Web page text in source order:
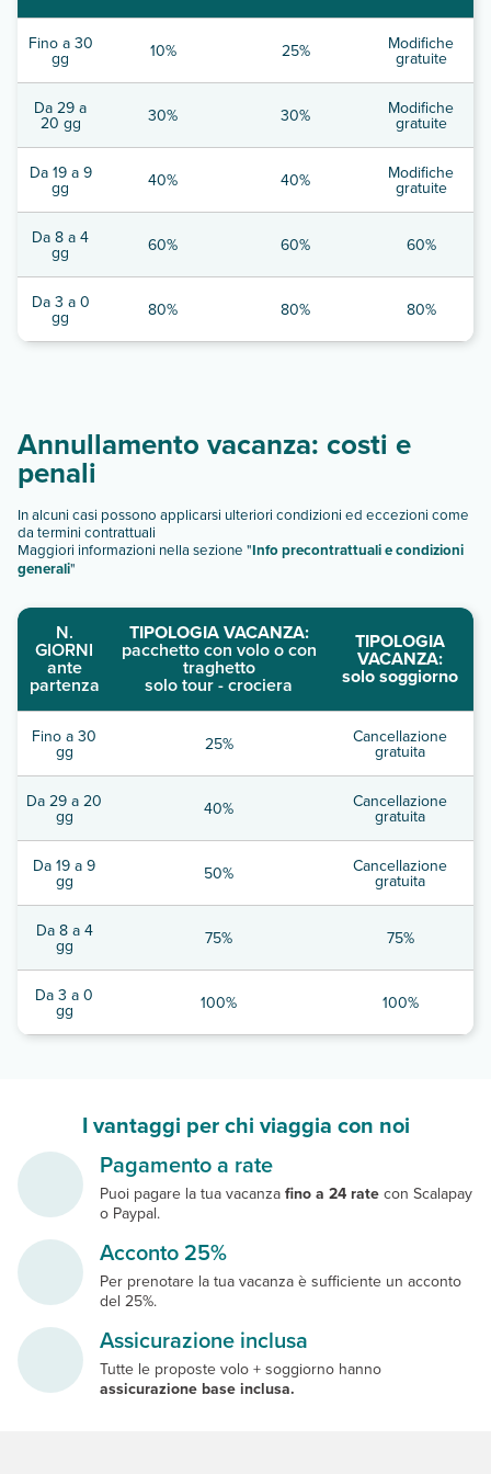
Fino a 30
gg 10% 25% Modifiche
gratuite
Da 29 a
20 gg 30% 30% Modifiche
gratuite
Da 19 a 9
gg 40% 40% Modifiche
gratuite
Da 8 a 4
gg 60% 60% 60%
Da 3 a 0
gg 80% 80% 80%
Annullamento vacanza: costi e
penali
In alcuni casi possono applicarsi ulteriori condizioni ed eccezioni come
da termini contrattuali
Maggiori informazioni nella sezione "Info precontrattuali e condizioni
generali"
N.
GIORNI
ante
partenza
TIPOLOGIA VACANZA:
pacchetto con volo o con
traghetto
solo tour - crociera
TIPOLOGIA
VACANZA:
solo soggiorno
Fino a 30
gg 25% Cancellazione
gratuita
Da 29 a 20
gg 40% Cancellazione
gratuita
Da 19 a 9
gg 50% Cancellazione
gratuita
Da 8 a 4
gg 75% 75%
Da 3 a 0
gg 100% 100%
I vantaggi per chi viaggia con noi
Pagamento a rate
Puoi pagare la tua vacanza fino a 24 rate con Scalapay
o Paypal.
Acconto 25%
Per prenotare la tua vacanza è sufficiente un acconto
del 25%.
Assicurazione inclusa
Tutte le proposte volo + soggiorno hanno
assicurazione base inclusa.